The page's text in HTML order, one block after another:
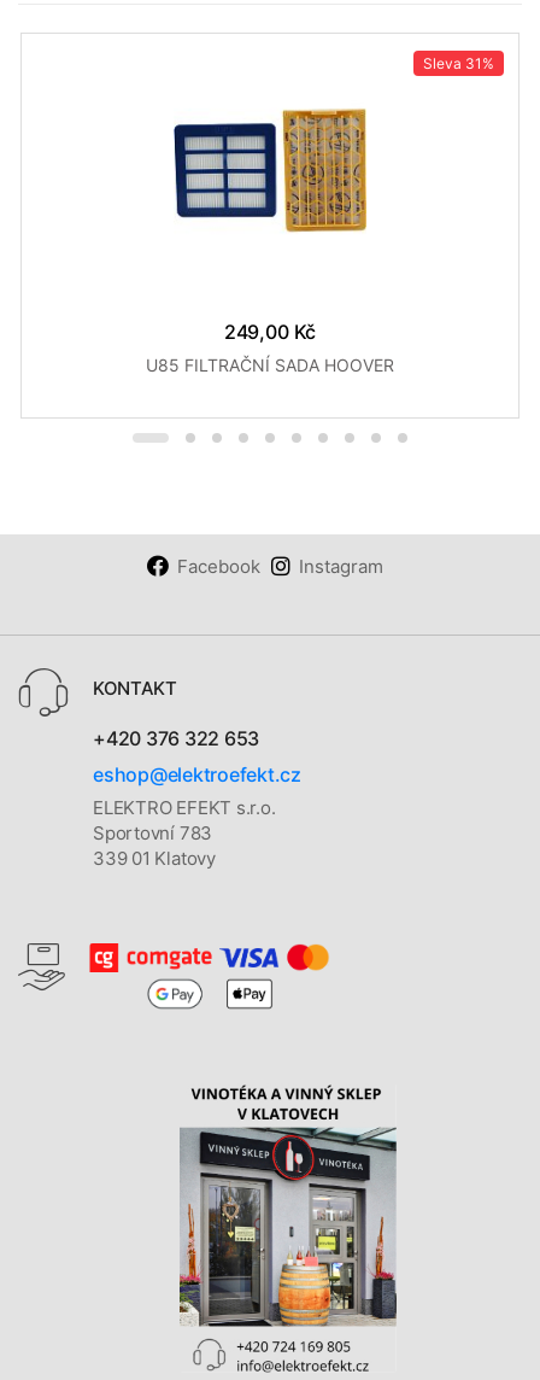
Sleva 31%
249,00 Kč
U85 FILTRAČNÍ SADA HOOVER
Facebook Instagram
KONTAKT
+420 376 322 653
eshop@elektroefekt.cz
ELEKTRO EFEKT s.r.o.
Sportovní 783
339 01 Klatovy